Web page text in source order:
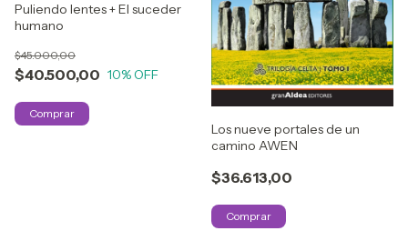
Puliendo lentes + El suceder
humano
$40.500,00
$45.000,00
10% OFF
Los nueve portales de un
camino AWEN
$36.613,00